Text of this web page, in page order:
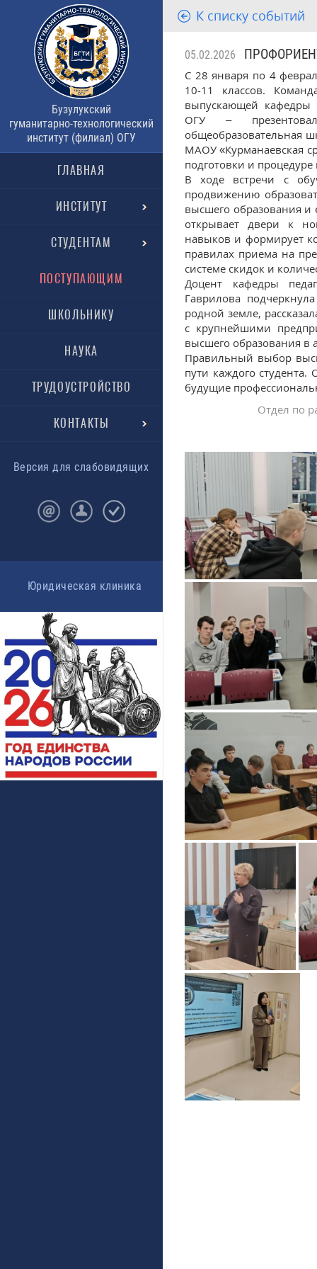
Бузулукский
гуманитарно-технологический
институт (филиал) ОГУ
ГЛАВНАЯ
ИНСТИТУТ
СТУДЕНТАМ
ПОСТУПАЮЩИМ
ШКОЛЬНИКУ
НАУКА
ТРУДОУСТРОЙСТВО
КОНТАКТЫ
Версия для слабовидящих
Юридическая клиника
К списку событий
05.02.2026
С 28 января по 4
10-11 классов.
выпускающей кафедры
ОГУ –
общеобразовательная
МАОУ «Курманаевская
подготовки и
В ходе встречи с
продвижению
высшего образования и
открывает двери к
навыков и формирует
правилах приема на
системе скидок и
Доцент кафедры
Гаврилова
родной земле,
с крупнейшими
высшего образования
Правильный выбор
пути каждого
будущие
Отдел по